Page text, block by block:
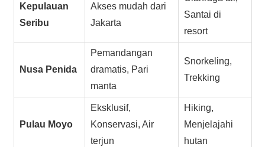
Kepulauan
Seribu
Akses mudah dari
Jakarta
Santai di
resort
Nusa Penida
Pemandangan
dramatis, Pari
manta
Snorkeling,
Trekking
Pulau Moyo
Eksklusif,
Konservasi, Air
terjun
Hiking,
Menjelajahi
hutan